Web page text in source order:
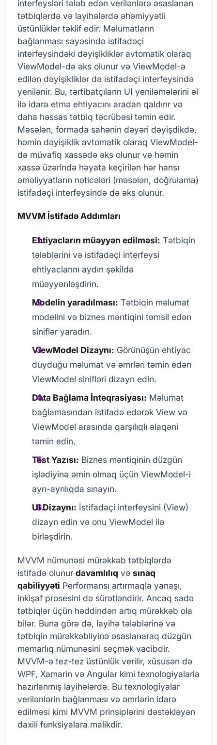
interfeysləri tələb edən verilənlərə əsaslanan
tətbiqlərdə və layihələrdə əhəmiyyətli
üstünlüklər təklif edir. Məlumatların
bağlanması sayəsində istifadəçi
interfeysindəki dəyişikliklər avtomatik olaraq
ViewModel-də əks olunur və ViewModel-ə
edilən dəyişikliklər də istifadəçi interfeysində
yenilənir. Bu, tərtibatçıların UI yeniləmələrini əl
ilə idarə etmə ehtiyacını aradan qaldırır və
daha həssas tətbiq təcrübəsi təmin edir.
Məsələn, formada sahənin dəyəri dəyişdikdə,
həmin dəyişiklik avtomatik olaraq ViewModel-
də müvafiq xassədə əks olunur və həmin
xassə üzərində həyata keçirilən hər hansı
əməliyyatların nəticələri (məsələn, doğrulama)
istifadəçi interfeysində də əks olunur.
MVVM İstifadə Addımları
Ehtiyacların müəyyən edilməsi: Tətbiqin
tələblərini və istifadəçi interfeysi
ehtiyaclarını aydın şəkildə
müəyyənləşdirin.
Modelin yaradılması: Tətbiqin məlumat
modelini və biznes məntiqini təmsil edən
siniflər yaradın.
ViewModel Dizaynı: Görünüşün ehtiyac
duyduğu məlumat və əmrləri təmin edən
ViewModel sinifləri dizayn edin.
Data Bağlama İnteqrasiyası: Məlumat
bağlamasından istifadə edərək View və
ViewModel arasında qarşılıqlı əlaqəni
təmin edin.
Test Yazısı: Biznes məntiqinin düzgün
işlədiyinə əmin olmaq üçün ViewModel-i
ayrı-ayrılıqda sınayın.
UI Dizaynı: İstifadəçi interfeysini (View)
dizayn edin və onu ViewModel ilə
birləşdirin.
MVVM nümunəsi mürəkkəb tətbiqlərdə
istifadə olunur davamlılıq və sınaq
qabiliyyəti Performansı artırmaqla yanaşı,
inkişaf prosesini də sürətləndirir. Ancaq sadə
tətbiqlər üçün həddindən artıq mürəkkəb ola
bilər. Buna görə də, layihə tələblərinə və
tətbiqin mürəkkəbliyinə əsaslanaraq düzgün
memarlıq nümunəsini seçmək vacibdir.
MVVM-ə tez-tez üstünlük verilir, xüsusən də
WPF, Xamarin və Angular kimi texnologiyalarla
hazırlanmış layihələrdə. Bu texnologiyalar
verilənlərin bağlanması və əmrlərin idarə
edilməsi kimi MVVM prinsiplərini dəstəkləyən
daxili funksiyalara malikdir.